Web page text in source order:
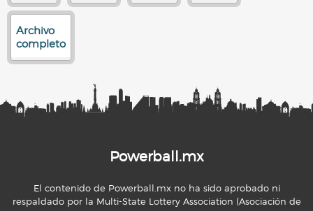
Archivo
completo
Powerball.mx
El contenido de Powerball.mx no ha sido aprobado ni
respaldado por la Multi-State Lottery Association (Asociación de